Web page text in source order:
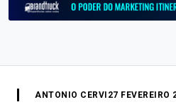
ANTONIO CERVI 27 FEVEREIRO